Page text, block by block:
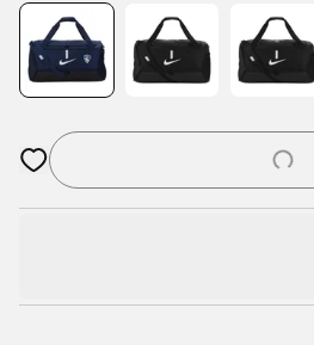
Åbner en Modal til at logge ind